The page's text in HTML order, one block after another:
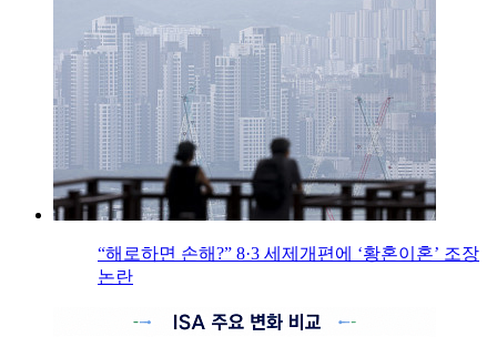
“해로하면 손해?” 8·3 세제개편에 ‘황혼이혼’ 조장
논란